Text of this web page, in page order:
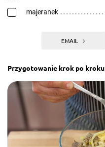
majeranek
EMAIL
Przygotowanie krok po kroku